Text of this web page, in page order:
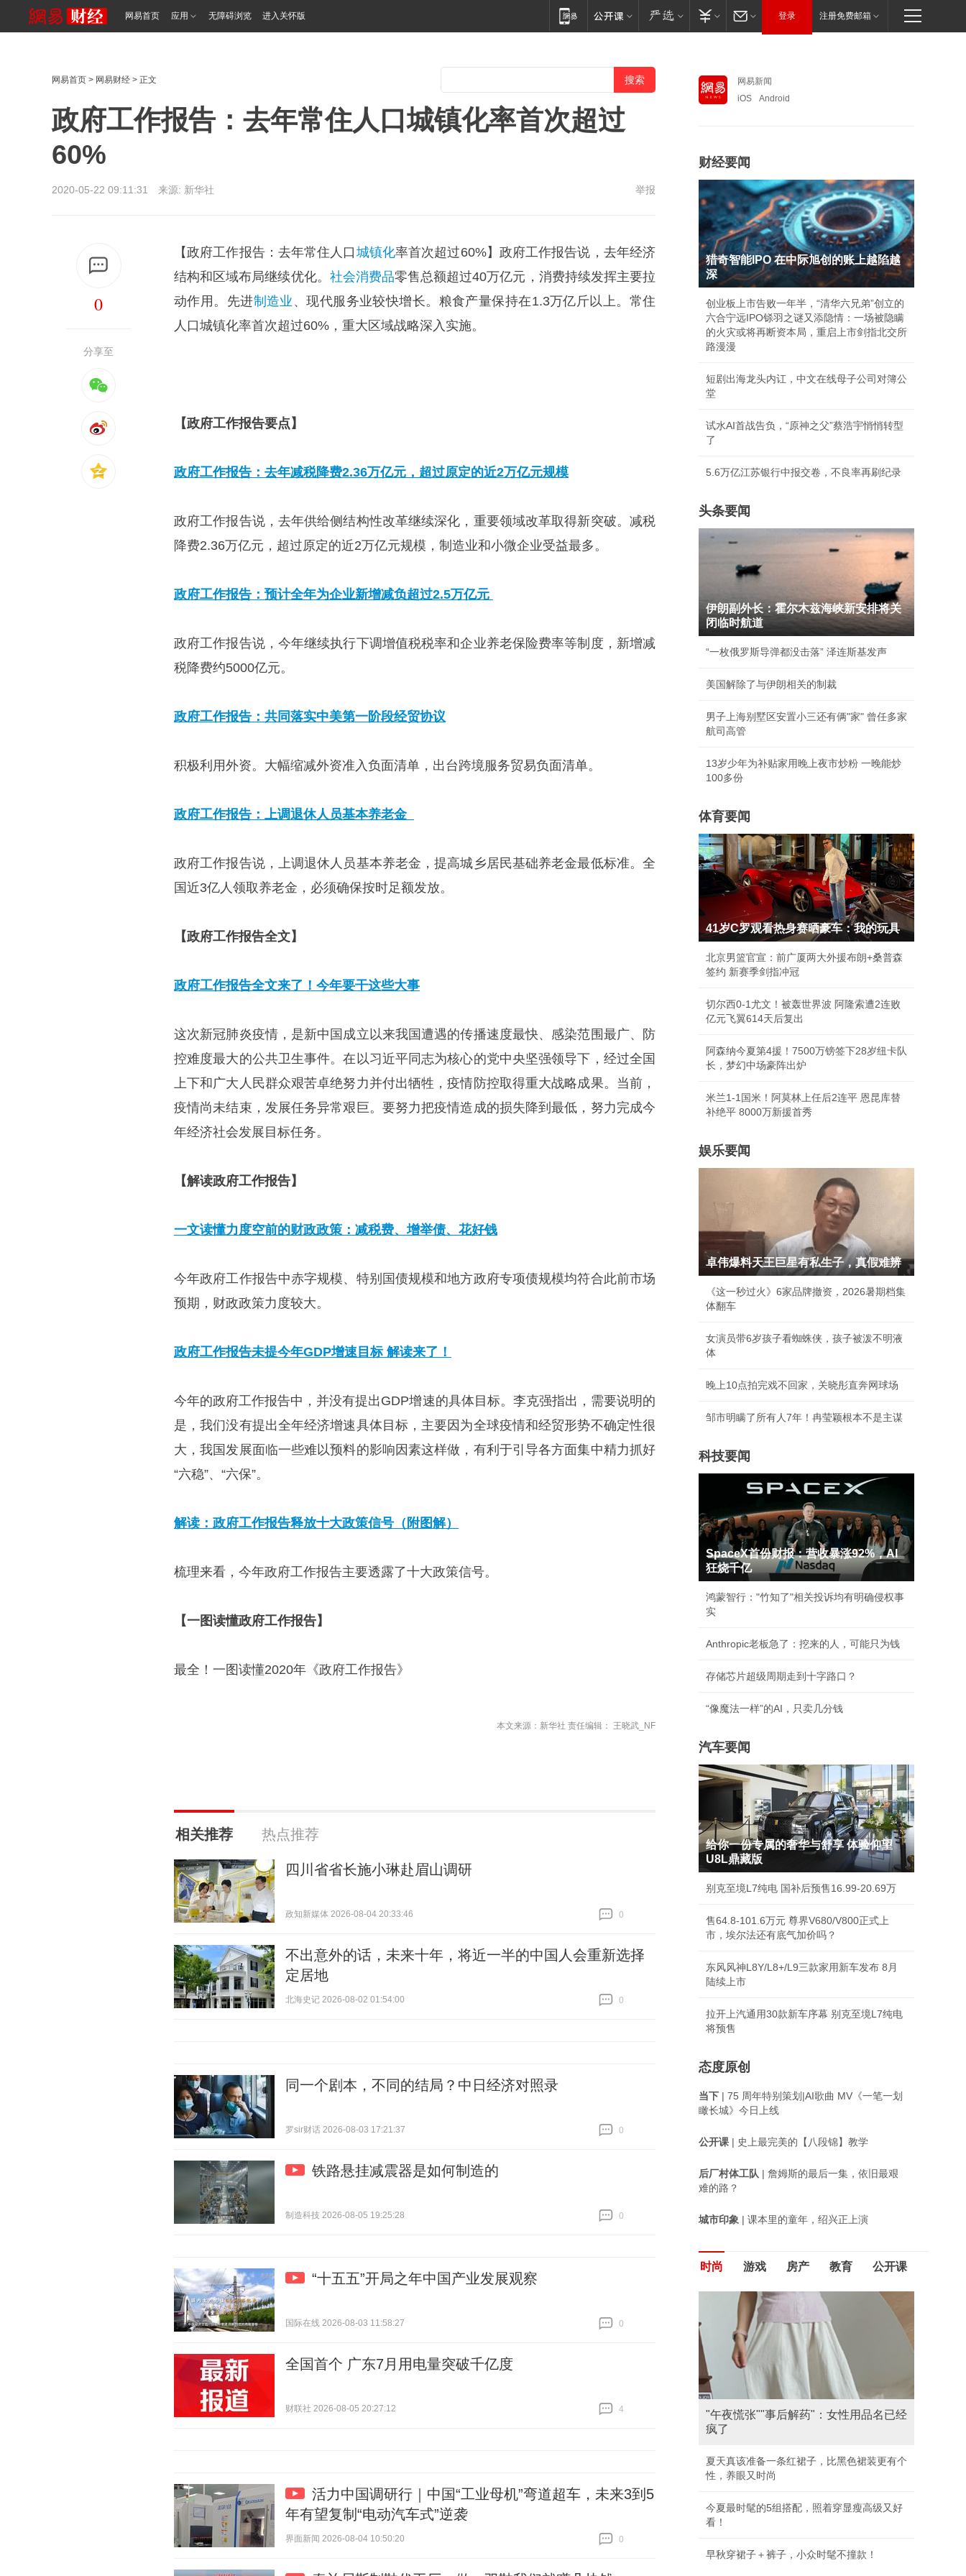
网易首页 应用 无障碍浏览 进入关怀版 登录 注册免费邮箱
网易首页 > 网易财经 > 正文
政府工作报告：去年常住人口城镇化率首次超过
60%
2020-05-22 09:11:31 来源: 新华社 举报
0
分享至
【政府工作报告：去年常住人口 城镇化率首次超过60%】政府工作报告说，去年经济
结构和区域布局继续优化。 社会消费品零售总额超过40万亿元，消费持续发挥主要拉
动作用。先进制造业 、现代服务业较快增长。粮食产量保持在1.3万亿斤以上。常住
人口城镇化率首次超过60%，重大区域战略深入实施。
【政府工作报告要点】
政府工作报告：去年减税降费2.36万亿元，超过原定的近2万亿元规模
政府工作报告说，去年供给侧结构性改革继续深化，重要领域改革取得新突破。减税
降费2.36万亿元，超过原定的近2万亿元规模，制造业和小微企业受益最多。
政府工作报告：预计全年为企业新增减负超过2.5万亿元
政府工作报告说，今年继续执行下调增值税税率和企业养老保险费率等制度，新增减
税降费约5000亿元。
政府工作报告：共同落实中美第一阶段经贸协议
积极利用外资。大幅缩减外资准入负面清单，出台跨境服务贸易负面清单。
政府工作报告：上调退休人员基本养老金
政府工作报告说，上调退休人员基本养老金，提高城乡居民基础养老金最低标准。全
国近3亿人领取养老金，必须确保按时足额发放。
【政府工作报告全文】
政府工作报告全文来了！今年要干这些大事
这次新冠肺炎疫情，是新中国成立以来我国遭遇的传播速度最快、感染范围最广、防
控难度最大的公共卫生事件。在以习近平同志为核心的党中央坚强领导下，经过全国
上下和广大人民群众艰苦卓绝努力并付出牺牲，疫情防控取得重大战略成果。当前，
疫情尚未结束，发展任务异常艰巨。要努力把疫情造成的损失降到最低，努力完成今
年经济社会发展目标任务。
【解读政府工作报告】
一文读懂力度空前的财政政策：减税费、增举债、花好钱
今年政府工作报告中赤字规模、特别国债规模和地方政府专项债规模均符合此前市场
预期，财政政策力度较大。
政府工作报告未提今年GDP增速目标 解读来了！
今年的政府工作报告中，并没有提出GDP增速的具体目标。李克强指出，需要说明的
是，我们没有提出全年经济增速具体目标，主要因为全球疫情和经贸形势不确定性很
大，我国发展面临一些难以预料的影响因素这样做，有利于引导各方面集中精力抓好
“六稳”、“六保”。
解读：政府工作报告释放十大政策信号（附图解）
梳理来看，今年政府工作报告主要透露了十大政策信号。
【一图读懂政府工作报告】
最全！一图读懂2020年《政府工作报告》
本文来源：新华社 责任编辑： 王晓武_NF
相关推荐 热点推荐
四川省省长施小琳赴眉山调研
政知新媒体 2026-08-04 20:33:46
0
不出意外的话，未来十年，将近一半的中国人会重新选择
定居地
北海史记 2026-08-02 01:54:00
0
同一个剧本，不同的结局？中日经济对照录
罗sir财话 2026-08-03 17:21:37
0
铁路悬挂减震器是如何制造的
制造科技 2026-08-05 19:25:28
0
“十五五”开局之年中国产业发展观察
国际在线 2026-08-03 11:58:27
0
全国首个 广东7月用电量突破千亿度
财联社 2026-08-05 20:27:12
4
活力中国调研行｜中国“工业母机”弯道超车，未来3到5
年有望复制“电动汽车式”逆袭
界面新闻 2026-08-04 10:50:20
0
网易新闻
iOS
Android
财经要闻
猎奇智能IPO 在中际旭创的账上越陷越
深
创业板上市告败一年半，“清华六兄弟”创立的
六合宁远IPO铩羽之谜又添隐情：一场被隐瞒
的火灾或将再断资本局，重启上市剑指北交所
路漫漫
短剧出海龙头内讧，中文在线母子公司对簿公
堂
试水AI首战告负，“原神之父”蔡浩宇悄悄转型
了
5.6万亿江苏银行中报交卷，不良率再刷纪录
头条要闻
伊朗副外长：霍尔木兹海峡新安排将关
闭临时航道
“一枚俄罗斯导弹都没击落” 泽连斯基发声
美国解除了与伊朗相关的制裁
男子上海别墅区安置小三还有俩"家" 曾任多家
航司高管
13岁少年为补贴家用晚上夜市炒粉 一晚能炒
100多份
体育要闻
41岁C罗观看热身赛晒豪车：我的玩具
北京男篮官宣：前广厦两大外援布朗+桑普森
签约 新赛季剑指冲冠
切尔西0-1尤文！被轰世界波 阿隆索遭2连败
亿元飞翼614天后复出
阿森纳今夏第4援！7500万镑签下28岁纽卡队
长，梦幻中场豪阵出炉
米兰1-1国米！阿莫林上任后2连平 恩昆库替
补绝平 8000万新援首秀
娱乐要闻
卓伟爆料天王巨星有私生子，真假难辨
《这一秒过火》6家品牌撤资，2026暑期档集
体翻车
女演员带6岁孩子看蜘蛛侠，孩子被泼不明液
体
晚上10点拍完戏不回家，关晓彤直奔网球场
邹市明瞒了所有人7年！冉莹颖根本不是主谋
科技要闻
SpaceX首份财报：营收暴涨92%，AI
狂烧千亿
鸿蒙智行："竹知了"相关投诉均有明确侵权事
实
Anthropic老板急了：挖来的人，可能只为钱
存储芯片超级周期走到十字路口？
“像魔法一样”的AI，只卖几分钱
汽车要闻
给你一份专属的奢华与舒享 体验仰望
U8L鼎藏版
别克至境L7纯电 国补后预售16.99-20.69万
售64.8-101.6万元 尊界V680/V800正式上
市，埃尔法还有底气加价吗？
东风风神L8Y/L8+/L9三款家用新车发布 8月
陆续上市
拉开上汽通用30款新车序幕 别克至境L7纯电
将预售
态度原创
当下 | 75 周年特别策划|AI歌曲 MV《一笔一划
瞰长城》今日上线
公开课 | 史上最完美的【八段锦】教学
后厂村体工队 | 詹姆斯的最后一集，依旧最艰
难的路？
城市印象 | 课本里的童年，绍兴正上演
时尚 游戏 房产 教育 公开课
"午夜慌张""事后解药"：女性用品名已经
疯了
夏天真该准备一条红裙子，比黑色裙装更有个
性，养眼又时尚
今夏最时髦的5组搭配，照着穿显瘦高级又好
看！
早秋穿裙子＋裤子，小众时髦不撞款！